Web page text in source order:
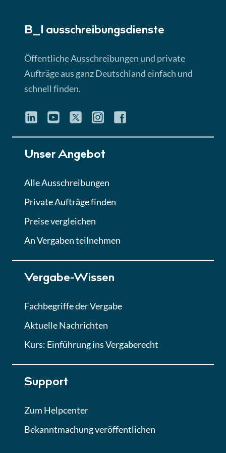
Lektion 3
► 4:31 Min
Quiz
Eignung im Vergabeverfahren
Lektion 6
Abgabe von Angeboten
Lektion
Lektion 7
Finales Quiz
B_I ausschreibungs­dienste
Öffentliche Ausschreibungen und private
Aufträge aus ganz Deutschland einfach und
schnell finden.
Unser Angebot
Alle Ausschreibungen
Private Aufträge finden
Preise vergleichen
An Vergaben teilnehmen
Vergabe-Wissen
Fachbegriffe der Vergabe
Aktuelle Nachrichten
Kurs: Einführung ins Vergaberecht
Support
Zum Helpcenter
Bekanntmachung veröffentlichen